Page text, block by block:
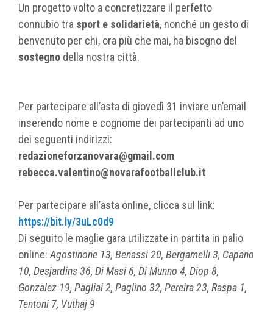
Un progetto volto a concretizzare il perfetto
connubio tra sport e solidarietà, nonché un gesto di
benvenuto per chi, ora più che mai, ha bisogno del
sostegno della nostra città.
Per partecipare all’asta di giovedì 31 inviare un’email
inserendo nome e cognome dei partecipanti ad uno
dei seguenti indirizzi:
redazioneforzanovara@gmail.com
rebecca.valentino@novarafootballclub.it
Per partecipare all’asta online, clicca sul link:
https://bit.ly/3uLc0d9
Di seguito le maglie gara utilizzate in partita in palio
online: Agostinone 13, Benassi 20, Bergamelli 3, Capano
10, Desjardins 36, Di Masi 6, Di Munno 4, Diop 8,
Gonzalez 19, Pagliai 2, Paglino 32, Pereira 23, Raspa 1,
Tentoni 7, Vuthaj 9